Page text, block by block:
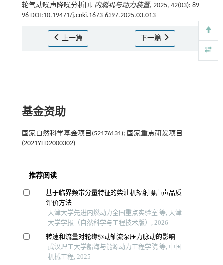
轮气动噪声降噪分析[J]. 内燃机与动力装置, 2025, 42(03): 89-
96 DOI:10.19471/j.cnki.1673-6397.2025.03.013
上一篇 下一篇
基金资助
国家自然科学基金项目(52176131); 国家重点研发项目
(2021YFD2000302)